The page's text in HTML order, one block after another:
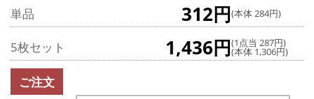
単品 312円(本体 284円)
5枚セット 1,436円(1点当 287円)
(本体 1,306円)
ご注文